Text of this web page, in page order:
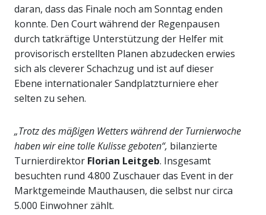
daran, dass das Finale noch am Sonntag enden
konnte. Den Court während der Regenpausen
durch tatkräftige Unterstützung der Helfer mit
provisorisch erstellten Planen abzudecken erwies
sich als cleverer Schachzug und ist auf dieser
Ebene internationaler Sandplatzturniere eher
selten zu sehen.
„Trotz des mäßigen Wetters während der Turnierwoche
haben wir eine tolle Kulisse geboten“, bilanzierte
Turnierdirektor Florian Leitgeb. Insgesamt
besuchten rund 4.800 Zuschauer das Event in der
Marktgemeinde Mauthausen, die selbst nur circa
5.000 Einwohner zählt.